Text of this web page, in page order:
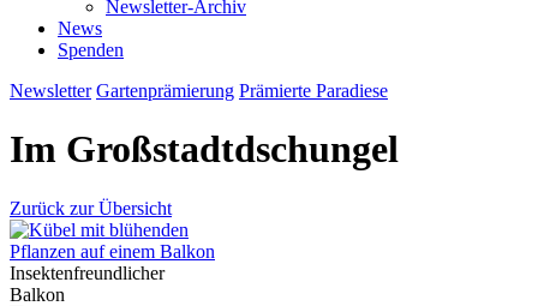
Newsletter-Archiv
News
Spenden
Newsletter Gartenprämierung Prämierte Paradiese
Im Großstadtdschungel
Zurück zur Übersicht
Insektenfreundlicher
Balkon